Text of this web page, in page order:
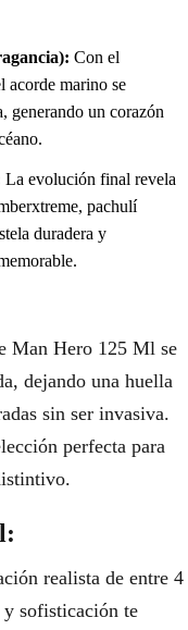
Con el
acorde marino se
generando un corazón
La evolución final revela
pachulí
duradera y
Man Hero 125 Ml se
dejando una huella
sin ser invasiva.
perfecta para
realista de entre 4
y sofisticación te